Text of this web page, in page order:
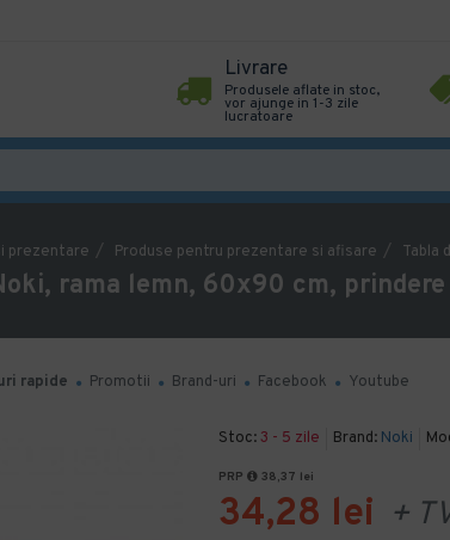
Livrare
Produsele aflate in stoc,
vor ajunge in 1-3 zile
lucratoare
prezentare Produse pentru prezentare si afisare Tabla
rama lemn, 60x90 cm,
rapide Promotii Brand-uri Facebook Youtube
Stoc: 3 - 5 zile Brand: Noki
PRP 38,37 lei
34,28 lei +